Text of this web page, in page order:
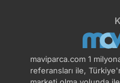
maviparca.com 1
referansları ile,